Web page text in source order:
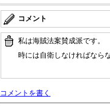
コメント
私は海賊法案賛成派です。
時には自衛しなければなら
コメントを書く